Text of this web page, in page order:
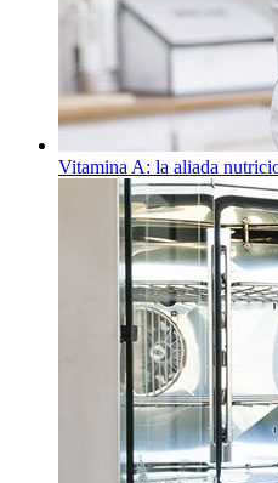
Vitamina A: la aliada